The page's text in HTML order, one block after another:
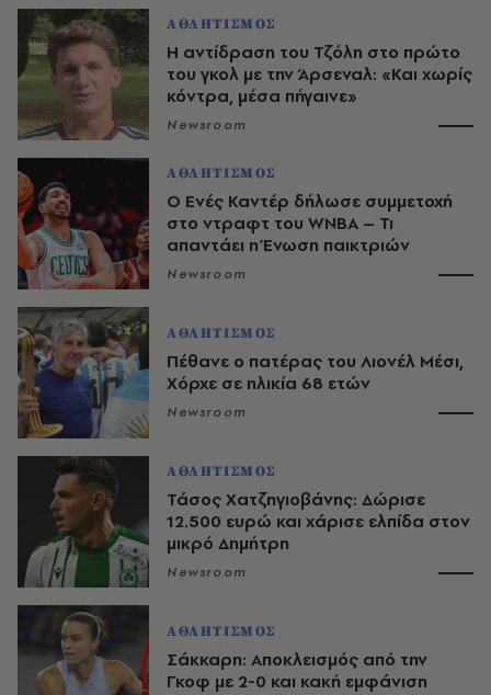
ΑΘΛΗΤΙΣΜΟΣ
Η αντίδραση του Τζόλη στο πρώτο
του γκολ με την Άρσεναλ: «Και χωρίς
κόντρα, μέσα πήγαινε»
Newsroom
ΑΘΛΗΤΙΣΜΟΣ
Ο Ενές Καντέρ δήλωσε συμμετοχή
στο ντραφτ του WNBA – Τι
απαντάει η Ένωση παικτριών
Newsroom
ΑΘΛΗΤΙΣΜΟΣ
Πέθανε ο πατέρας του Λιονέλ Μέσι,
Χόρχε σε ηλικία 68 ετών
Newsroom
ΑΘΛΗΤΙΣΜΟΣ
Τάσος Χατζηγιοβάνης: Δώρισε
12.500 ευρώ και χάρισε ελπίδα στον
μικρό Δημήτρη
Newsroom
ΑΘΛΗΤΙΣΜΟΣ
Σάκκαρη: Αποκλεισμός από την
Γκοφ με 2-0 και κακή εμφάνιση